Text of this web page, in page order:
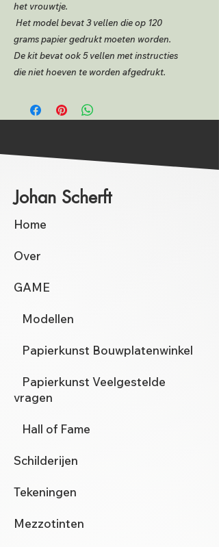
het vrouwtje.
Het model bevat 3 vellen die op 120
grams papier gedrukt moeten worden.
De kit bevat ook 5 vellen met instructies
die niet hoeven te worden afgedrukt.
Johan Scherft
Home
Over
GAME
Modellen
Papierkunst Bouwplatenwinkel
Papierkunst Veelgestelde
vragen
Hall of Fame
Schilderijen
Tekeningen
Mezzotinten